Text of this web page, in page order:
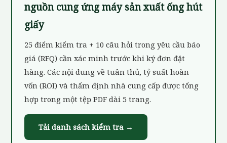
nguồn cung ứng máy sản xuất ống hút
giấy
25 điểm kiểm tra + 10 câu hỏi trong yêu cầu báo
giá (RFQ) cần xác minh trước khi ký đơn đặt
hàng. Các nội dung về tuân thủ, tỷ suất hoàn
vốn (ROI) và thẩm định nhà cung cấp được tổng
hợp trong một tệp PDF dài 5 trang.
Tải danh sách kiểm tra →